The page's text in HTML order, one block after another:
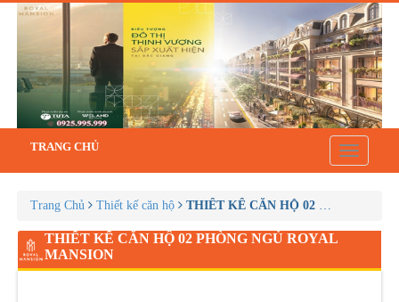
Toggle
TRANG CHỦ
Trang Chủ Thiết kế căn hộ THIẾT KẾ CĂN HỘ 02 PHÒNG
THIẾT KẾ CĂN HỘ 02 PHÒNG NGỦ ROYAL
MANSION